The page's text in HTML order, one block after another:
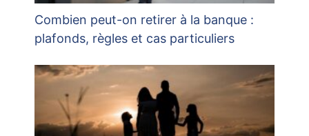
Combien peut-on retirer à la banque :
plafonds, règles et cas particuliers